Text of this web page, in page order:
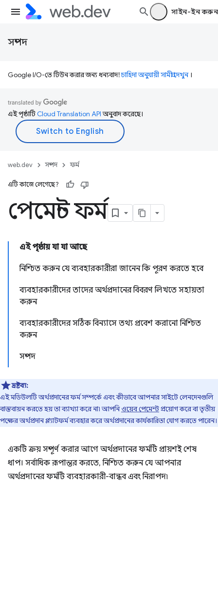
সাইন-ইন করুন
সম্পদ
Google I/O-তে টিউন করার জন্য ধন্যবাদ!চাহিদা অনুযায়ী সামগ্রী দেখুন।
এই পৃষ্ঠাটিCloud Translation APIঅনুবাদ করেছে।
web.dev সম্পদ ফর্ম
এটি কাজে লেগেছে?
পেমেন্ট ফর্ম
এই পৃষ্ঠায় যা যা আছে
নিশ্চিত করুন যে ব্যবহারকারীরা জানেন কি পূরণ করতে হবে
ব্যবহারকারীদের তাদের অর্থপ্রদানের বিবরণ লিখতে সহায়তা
করুন
ব্যবহারকারীদের সঠিক বিন্যাসে তথ্য প্রবেশ করানো নিশ্চিত
করুন
সম্পদ
দ্রষ্টব্য:
এই মডিউলটি অর্থপ্রদানের ফর্ম সম্পর্কে এবং কীভাবে আপনার সাইটে লেনদেনগুলি
বাস্তবায়ন করতে হয় তা ব্যাখ্যা করে না৷ আপনিওয়েব পেমেন্টপ্রয়োগ করে বা তৃতীয়
পক্ষের অর্থপ্রদান প্ল্যাটফর্ম ব্যবহার করে অর্থপ্রদানের কার্যকারিতা যোগ করতে পারেন।
একটি ক্রয় সম্পূর্ণ করার আগে অর্থপ্রদানের ফর্মটি প্রায়শই শেষ
ধাপ। সর্বাধিক রূপান্তর করতে, নিশ্চিত করুন যে আপনার
অর্থপ্রদানের ফর্মটি ব্যবহারকারী-বান্ধব এবং নিরাপদ৷